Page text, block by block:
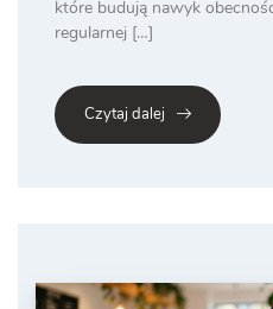
które budują nawyk
regularnej […]
Czytaj dalej